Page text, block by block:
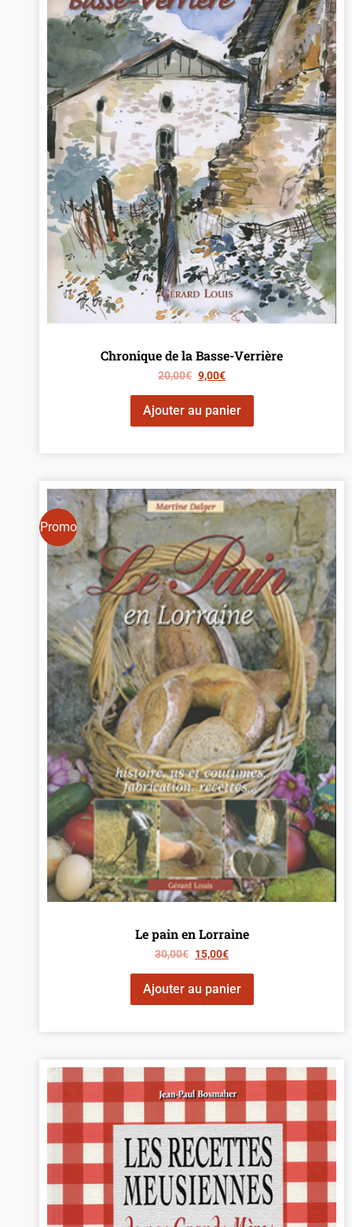
Chronique de la Basse-Verrière
20,00€ 9,00€
Ajouter au panier
Promo
Le pain en Lorraine
30,00€ 15,00€
Ajouter au panier